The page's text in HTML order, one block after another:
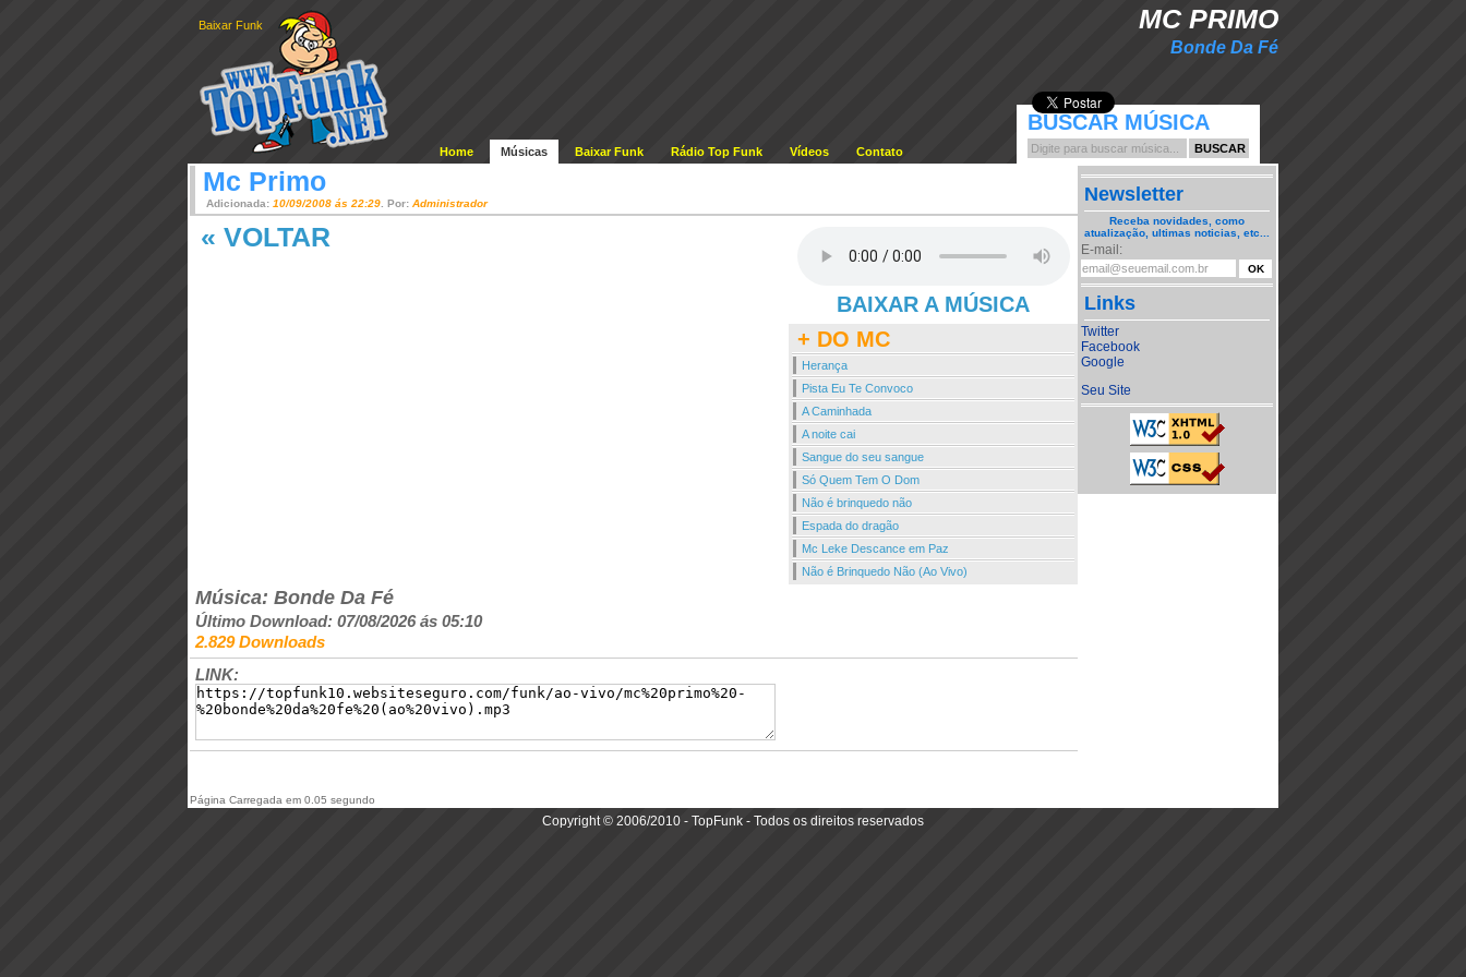
MC PRIMO
Bonde Da Fé
Baixar Funk
Home Músicas Baixar Funk Rádio Top Funk Vídeos Contato
BUSCAR MÚSICA
Mc Primo
Adicionada: 10/09/2008 ás 22:29 . Por: Administrador
BAIXAR A MÚSICA
+ DO MC
Herança
Pista Eu Te Convoco
A Caminhada
A noite cai
Sangue do seu sangue
Só Quem Tem O Dom
Não é brinquedo não
Espada do dragão
Mc Leke Descance em Paz
Não é Brinquedo Não (Ao Vivo)
« VOLTAR
Música: Bonde Da Fé
Último Download: 07/08/2026 ás 05:10
2.829 Downloads
LINK:
Newsletter
Receba novidades, como
atualização, ultimas noticias, etc...
E-mail:
Links
Twitter
Facebook
Google
Seu Site
Página Carregada em 0.05 segundo
Copyright © 2006/2010 - TopFunk - Todos os direitos reservados